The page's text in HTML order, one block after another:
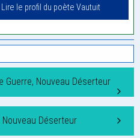
Lire le profil du poète Vautuit
Guerre, Nouveau Déserteur
Nouveau Déserteur